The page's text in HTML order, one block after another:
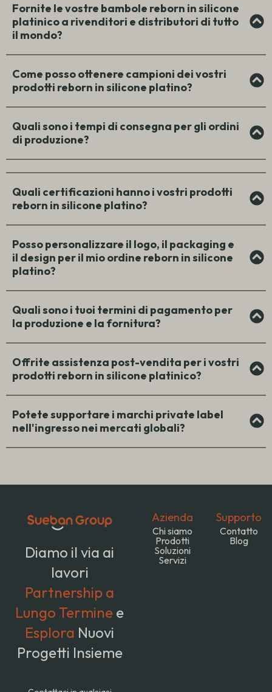
Fornite le vostre bambole reborn in silicone
platinico a rivenditori e distributori di tutto
il mondo?
Come posso ottenere campioni dei vostri
prodotti reborn in silicone platino?
Quali sono i tempi di consegna per gli ordini
di produzione?
Quali certificazioni hanno i vostri prodotti
reborn in silicone platino?
Posso personalizzare il logo, il packaging e
il design per il mio ordine reborn in silicone
platino?
Quali sono i tuoi termini di pagamento per
la produzione e la fornitura?
Offrite assistenza post-vendita per i vostri
prodotti reborn in silicone platinico?
Potete supportare i marchi private label
nell'ingresso nei mercati globali?
Diamo il via ai
lavori
Partnership a
Lungo Termine e
Esplora Nuovi
Progetti Insieme
Azienda
Chi siamo
Prodotti
Soluzioni
Servizi
Supporto
Contatto
Blog